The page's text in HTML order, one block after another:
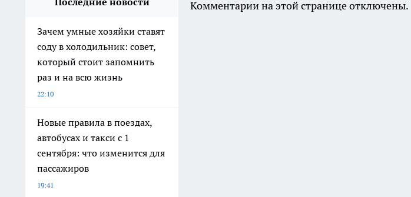
Зачем умные хозяйки ставят
соду в холодильник: совет,
который стоит запомнить
раз и на всю жизнь
22:10
Новые правила в поездах,
автобусах и такси с 1
сентября: что изменится для
пассажиров
19:41
Комментарии на этой странице отключены.